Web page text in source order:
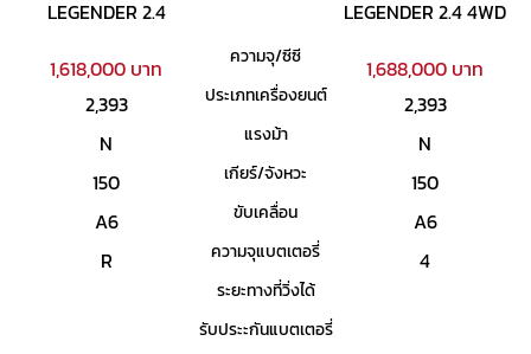
LEGENDER 2.4
1,618,000 บาท
2,393
N
150
A6
R
LEGENDER 2.4 4WD
1,688,000 บาท
2,393
N
150
A6
4
ความจุ/ซีซี
ประเภทเครื่องยนต์
แรงม้า
เกียร์/จังหวะ
ขับเคลื่อน
ความจุแบตเตอรี่
ระยะทางที่วิ่งได้
รับประะกันแบตเตอรี่